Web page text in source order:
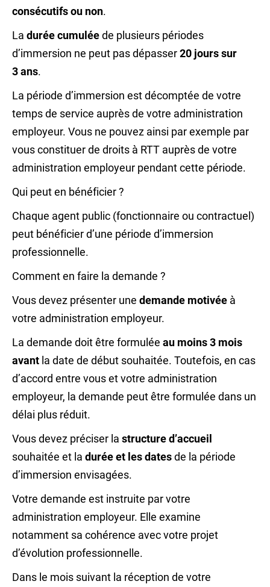
consécutifs ou non.
La durée cumuléede plusieurs périodes
d’immersion ne peut pas dépasser20 jours sur
3 ans.
La période d’immersion est décomptée de votre
temps de service auprès de votre administration
employeur. Vous ne pouvez ainsi par exemple par
vous constituer de droits à RTT auprès de votre
administration employeur pendant cette période.
Qui peut en bénéficier ?
Chaque agent public (fonctionnaire ou contractuel)
peut bénéficier d’une période d’immersion
professionnelle.
Comment en faire la demande ?
Vous devez présenter une demande motivée à
votre administration employeur.
La demande doit être formulée au moins 3 mois
avant la date de début souhaitée. Toutefois, en cas
d’accord entre vous et votre administration
employeur, la demande peut être formulée dans un
délai plus réduit.
Vous devez préciser la structure d’accueil
souhaitée et la durée et les datesde la période
d’immersion envisagées.
Votre demande est instruite par votre
administration employeur. Elle examine
notamment sa cohérence avec votre projet
d’évolution professionnelle.
Dans le mois suivant la réception de votre